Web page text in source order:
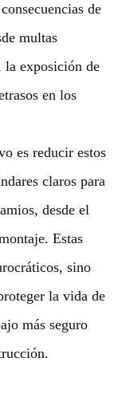
de
multas
la exposición de
en los
es reducir estos
claros para
desde el
Estas
sino
la vida de
más seguro